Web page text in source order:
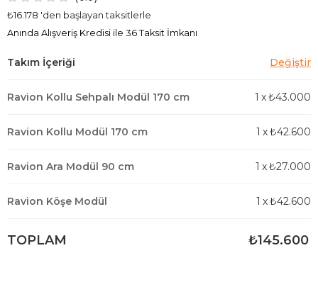
₺16.178 'den başlayan taksitlerle
Anında Alışveriş Kredisi ile 36 Taksit İmkanı
Ravion Kollu Sehpalı Modül 170 cm 1 x₺43.000
Ravion Kollu Modül 170 cm 1 x₺42.600
Ravion Ara Modül 90 cm 1 x₺27.000
Ravion Köşe Modül 1 x₺42.600
TOPLAM ₺145.600